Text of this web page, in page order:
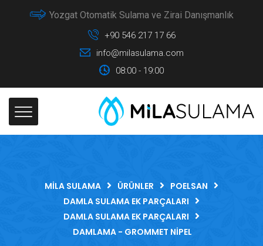
Yozgat Otomatik Sulama ve Zirai Danışmanlık
+90 546 217 17 66
info@milasulama.com
08:00 - 19:00
MILA SULAMA ÜRÜNLER
POELSAN
DAMLA SULAMA EK PARÇALARI
DAMLA SULAMA EK PARÇALARI
DAMLAMA - GROMMET NIPEL